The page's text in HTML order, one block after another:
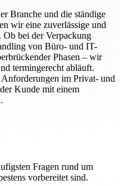
Branche und die ständige
wir eine zuverlässige und
bei der Verpackung
von Büro- und IT-
Phasen – wir
termingerecht abläuft.
im Privat- und
Kunde mit einem
Fragen rund um
vorbereitet sind.